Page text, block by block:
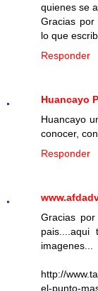
quienes se
Gracias por
lo que
Responder
Huancayo
Huancayo
conocer,
Responder
Gracias
imagenes...
http://
el-punto-